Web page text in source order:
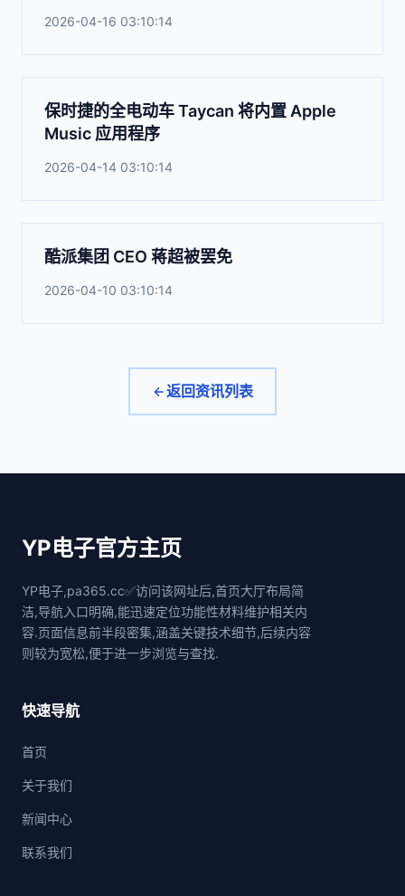
2026-04-16 03:10:14
保时捷的全电动车 Taycan 将内置 Apple
Music 应用程序
2026-04-14 03:10:14
酷派集团 CEO 蒋超被罢免
2026-04-10 03:10:14
返回资讯列表
YP电子官方主页
YP电子,pa365.cc✅访问该网址后,首页大厅布局简
洁,导航入口明确,能迅速定位功能性材料维护相关内
容.页面信息前半段密集,涵盖关键技术细节,后续内容
则较为宽松,便于进一步浏览与查找.
快速导航
首页
关于我们
新闻中心
联系我们